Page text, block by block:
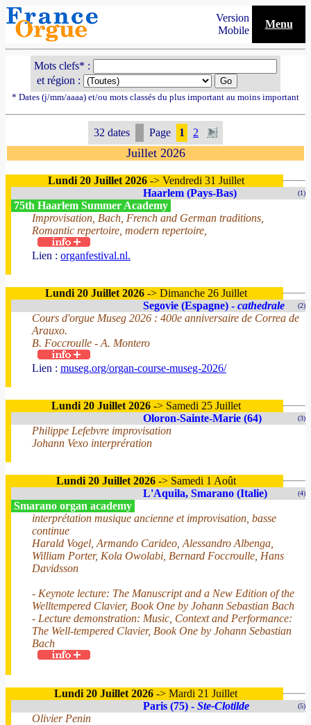
Version
Mobile
Menu
Mots clefs* :
et région :
* Dates (j/mm/aaaa) et/ou mots classés du plus important au moins important
32 dates Page 1 2
Juillet 2026
Lundi 20 Juillet 2026-> Vendredi 31 Juillet
Haarlem (Pays-Bas)
(1)
75th Haarlem Summer Academy
Improvisation, Bach, French and German traditions,
Romantic repertoire, modern repertoire,
Lien : organfestival.nl.
Lundi 20 Juillet 2026-> Dimanche 26 Juillet
Segovie (Espagne) - cathedrale (2)
Cours d'orgue Museg 2026 : 400e anniversaire de Correa de
Arauxo.
B. Foccroulle - A. Montero
Lien : museg.org/organ-course-museg-2026/
Lundi 20 Juillet 2026-> Samedi 25 Juillet
Oloron-Sainte-Marie (64)
(3)
Philippe Lefebvre improvisation
Johann Vexo interprération
Lundi 20 Juillet 2026-> Samedi 1 Août
L'Aquila, Smarano (Italie)
(4)
Smarano organ academy
interprétation musique ancienne et improvisation, basse
continue
Harald Vogel, Armando Carideo, Alessandro Albenga,
William Porter, Kola Owolabi, Bernard Foccroulle, Hans
Davidsson
- Keynote lecture: The Manuscript and a New Edition of the
Welltempered Clavier, Book One by Johann Sebastian Bach
- Lecture demonstration: Music, Context and Performance:
The Well-tempered Clavier, Book One by Johann Sebastian
Bach
Lundi 20 Juillet 2026 -> Mardi 21 Juillet
Paris (75) - Ste-Clotilde (5)
Olivier Penin